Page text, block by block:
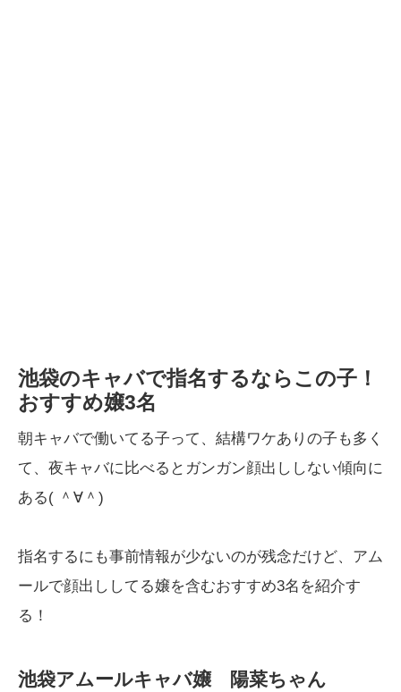
池袋のキャバで指名するならこの子！
おすすめ嬢3名
朝キャバで働いてる子って、結構ワケありの子も多く
て、夜キャバに比べるとガンガン顔出ししない傾向に
ある( ＾∀＾)
指名するにも事前情報が少ないのが残念だけど、アム
ールで顔出ししてる嬢を含むおすすめ3名を紹介す
る！
池袋アムールキャバ嬢 陽菜ちゃん